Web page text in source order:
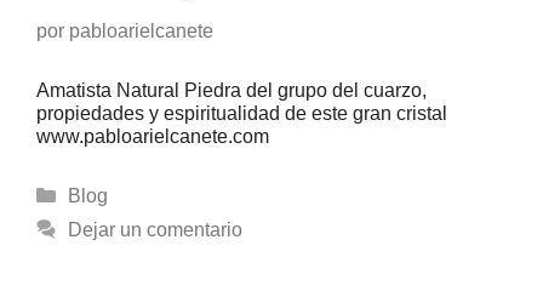
por pabloarielcanete
Amatista Natural Piedra del grupo del cuarzo,
propiedades y espiritualidad de este gran cristal
www.pabloarielcanete.com
Categorías
Blog
Dejar un comentario